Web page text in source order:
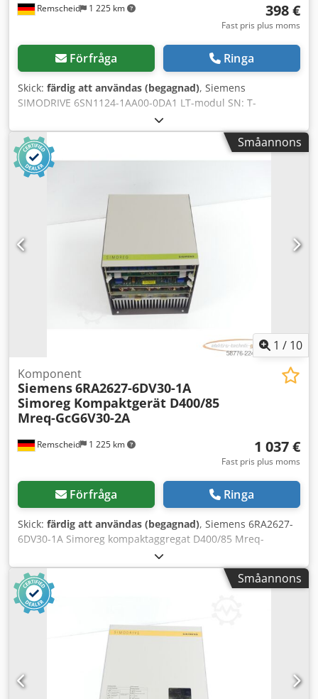
Remscheid 1 225 km 398 €
Fast pris plus moms
Förfråga Ringa
Skick: färdig att användas (begagnad), Siemens
SIMODRIVE 6SN1124-1AA00-0DA1 LT-modul SN: T-
U62066251 Version: D, begagnad, i gott skick, 100 %
fungerande, leveransomfattning enligt bilderna. Chjdpfx
Akex Eu I Hj Hoa
Småannons
1 / 10
Remscheid 1 225 km
Komponent
Siemens6RA2627-6DV30-1A
Simoreg Kompaktgerät D400/85
Mreq-GcG6V30-2A
1 037 €
Fast pris plus moms
Förfråga Ringa
Skick: färdig att användas (begagnad), Siemens 6RA2627-
6DV30-1A Simoreg kompaktaggregat D400/85 Mreq-
GcG6V30-2A, se bild för vilka komponenter som ingår.
Begagnat, i gott skick, fullt funktionellt. Leveransomfång
enligt bild. Cjdpfozqxw Hex Ak Heha
Småannons